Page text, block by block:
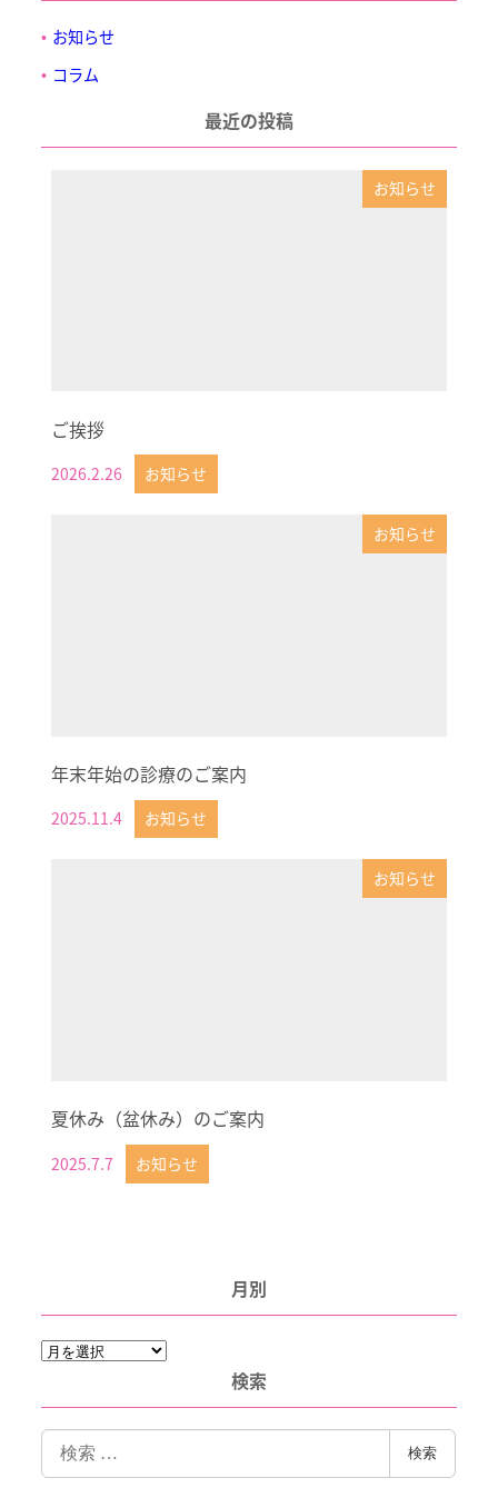
お知らせ
コラム
最近の投稿
お知らせ
ご挨拶
投稿日
2026.2.26 お知らせ
お知らせ
年末年始の診療のご案内
投稿日
2025.11.4 お知らせ
お知らせ
夏休み（盆休み）のご案内
投稿日
2025.7.7 お知らせ
月別
月
検索
検
索
検索